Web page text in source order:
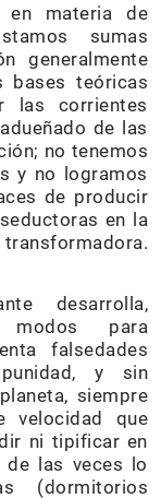
en materia de
sumas
generalmente
bases teóricas
las corrientes
de las
no tenemos
y no logramos
de producir
en la
desarrolla,
modos para
falsedades
y sin
siempre
velocidad que
ni tipificar en
de las veces lo
(dormitorios